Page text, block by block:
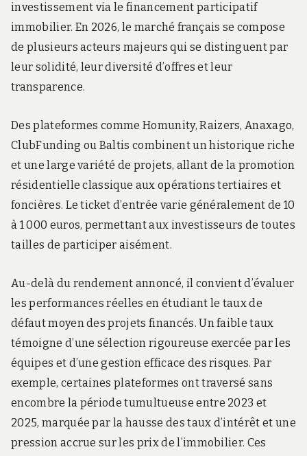
investissement via le financement participatif
immobilier. En 2026, le marché français se compose
de plusieurs acteurs majeurs qui se distinguent par
leur solidité, leur diversité d’offres et leur
transparence.
Des plateformes comme Homunity, Raizers, Anaxago,
ClubFunding ou Baltis combinent un historique riche
et une large variété de projets, allant de la promotion
résidentielle classique aux opérations tertiaires et
foncières. Le ticket d’entrée varie généralement de 10
à 1 000 euros, permettant aux investisseurs de toutes
tailles de participer aisément.
Au-delà du rendement annoncé, il convient d’évaluer
les performances réelles en étudiant le taux de
défaut moyen des projets financés. Un faible taux
témoigne d’une sélection rigoureuse exercée par les
équipes et d’une gestion efficace des risques. Par
exemple, certaines plateformes ont traversé sans
encombre la période tumultueuse entre 2023 et
2025, marquée par la hausse des taux d’intérêt et une
pression accrue sur les prix de l’immobilier. Ces